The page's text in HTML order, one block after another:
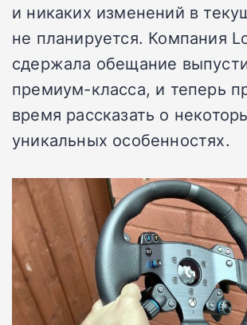
и никаких изменений в
не планируется. Компания
сдержала обещание
премиум-класса, и теперь
время рассказать о
уникальных особенностях.